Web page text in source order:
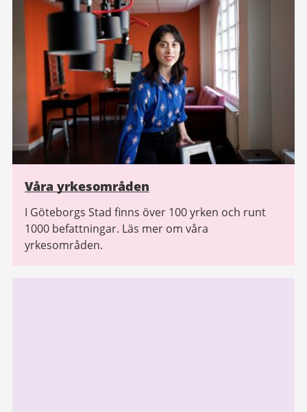
Våra yrkesområden
I Göteborgs Stad finns över 100 yrken och runt
1000 befattningar. Läs mer om våra
yrkesområden.